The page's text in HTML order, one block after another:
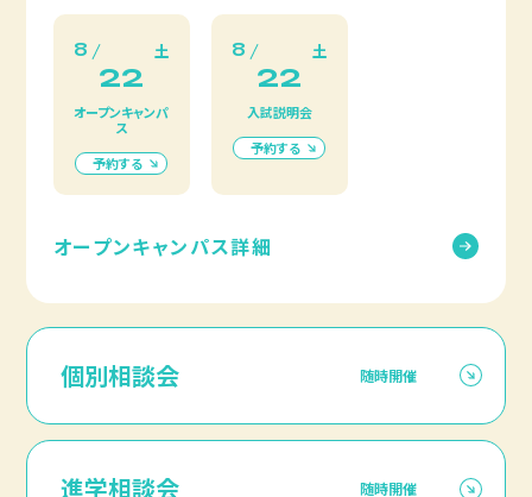
8 土
22
オープンキャンパ
ス
予約する
8 土
22
入試説明会
予約する
オープンキャンパス詳細
個別相談会 随時開催
進学相談会 随時開催